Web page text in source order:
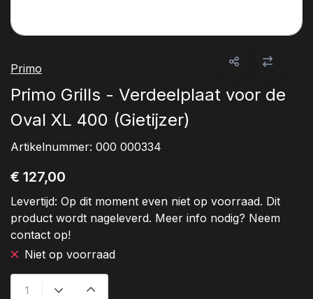
Primo
Primo Grills - Verdeelplaat voor de
Oval XL 400 (Gietijzer)
Artikelnummer: 000 000334
€ 127,00
Levertijd: Op dit moment even niet op voorraad. Dit
product wordt nageleverd. Meer info nodig? Neem
contact op!
Niet op voorraad